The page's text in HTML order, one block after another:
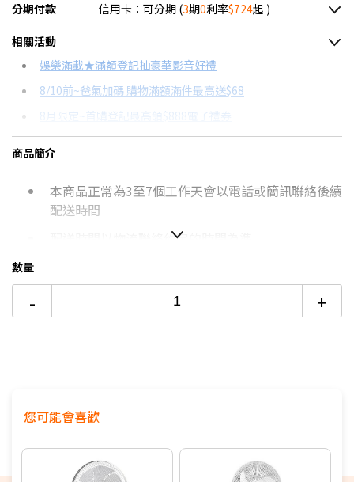
分期付款 信用卡：可分期 (3期0利率$724起 )
＊實際可分期數、適用利率，請以購物車顯示為主
信用卡分期
分期數
12期
每期金額
$193
配合銀行/業者
18家銀行/業者
相關活動
娛樂滿載★滿額登記抽豪華影音好禮
8/10前~爸氣加碼 購物滿額滿件最高送$68
8月限定~首購登記最高領$888電子禮券
台灣大哥大Open Possible聯名卡滿額最高回饋25%
DC與AC風扇有什麼不同？→點我看達人教你買
商品簡介
本商品正常為3至7個工作天會以電話或簡訊聯絡後續
配送時間
配送時間以物流聯絡約定的時間為準
若您同意以上約定事項再行下單，謝謝。
數量
- +
您可能會喜歡